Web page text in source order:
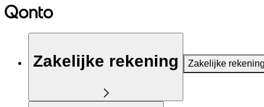
Zakelijke rekening Zakelijke